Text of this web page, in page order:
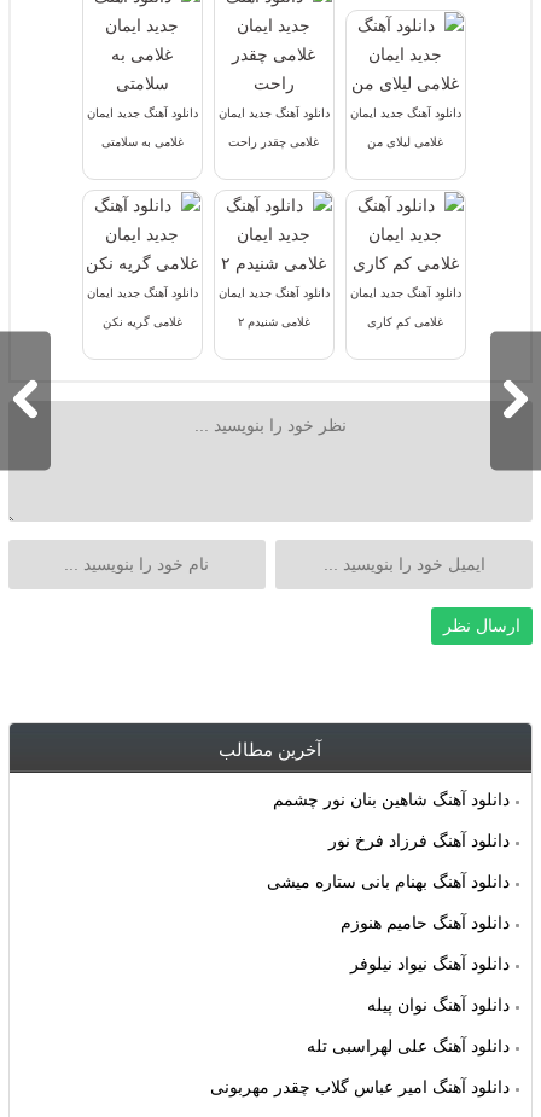
دانلود آهنگ جدید ایمان
غلامی لیلای من
دانلود آهنگ جدید ایمان
غلامی چقدر راحت
دانلود آهنگ جدید ایمان
غلامی به سلامتی
دانلود آهنگ جدید ایمان
غلامی کم کاری
دانلود آهنگ جدید ایمان
غلامی شنیدم ۲
دانلود آهنگ جدید ایمان
غلامی گریه نکن
آخرین مطالب
دانلود آهنگ شاهین بنان نور چشمم
دانلود آهنگ فرزاد فرخ نور
دانلود آهنگ بهنام بانی ستاره میشی
دانلود آهنگ حامیم هنوزم
دانلود آهنگ نیواد نیلوفر
دانلود آهنگ نوان پیله
دانلود آهنگ علی لهراسبی تله
دانلود آهنگ امیر عباس گلاب چقدر مهربونی